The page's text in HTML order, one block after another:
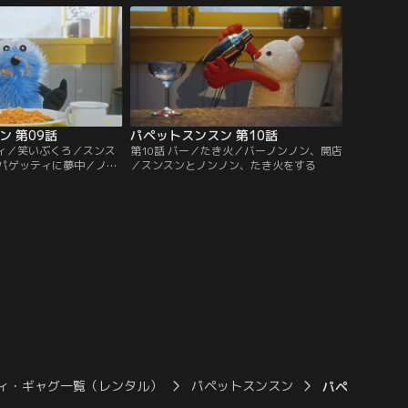
第09話
／笑いぶくろ／スンス
ゲッティに夢中／ノン
パペットスンスン 第10話
第10話 バー／たき火／バーノンノン、開店
／スンスンとノンノン、たき火をする
・ギャグ一覧（レンタル） パペットスンスン パペットスン